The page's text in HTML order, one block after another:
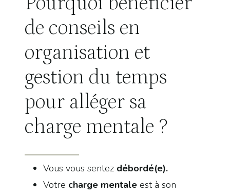
de conseils en
organisation et
gestion du temps
pour alléger sa
charge mentale ?
Vous vous sentez débordé(e).
Votre charge mentale est à son